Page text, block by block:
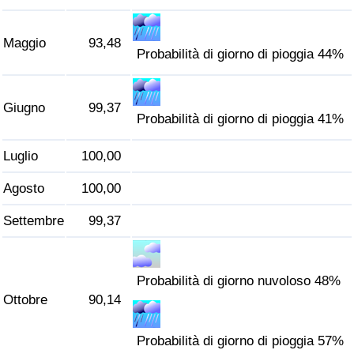
Maggio 93,48
Probabilità di giorno di pioggia 44%
Giugno 99,37
Probabilità di giorno di pioggia 41%
Luglio 100,00
Agosto 100,00
Settembre 99,37
Ottobre 90,14
Probabilità di giorno nuvoloso 48%
Probabilità di giorno di pioggia 57%